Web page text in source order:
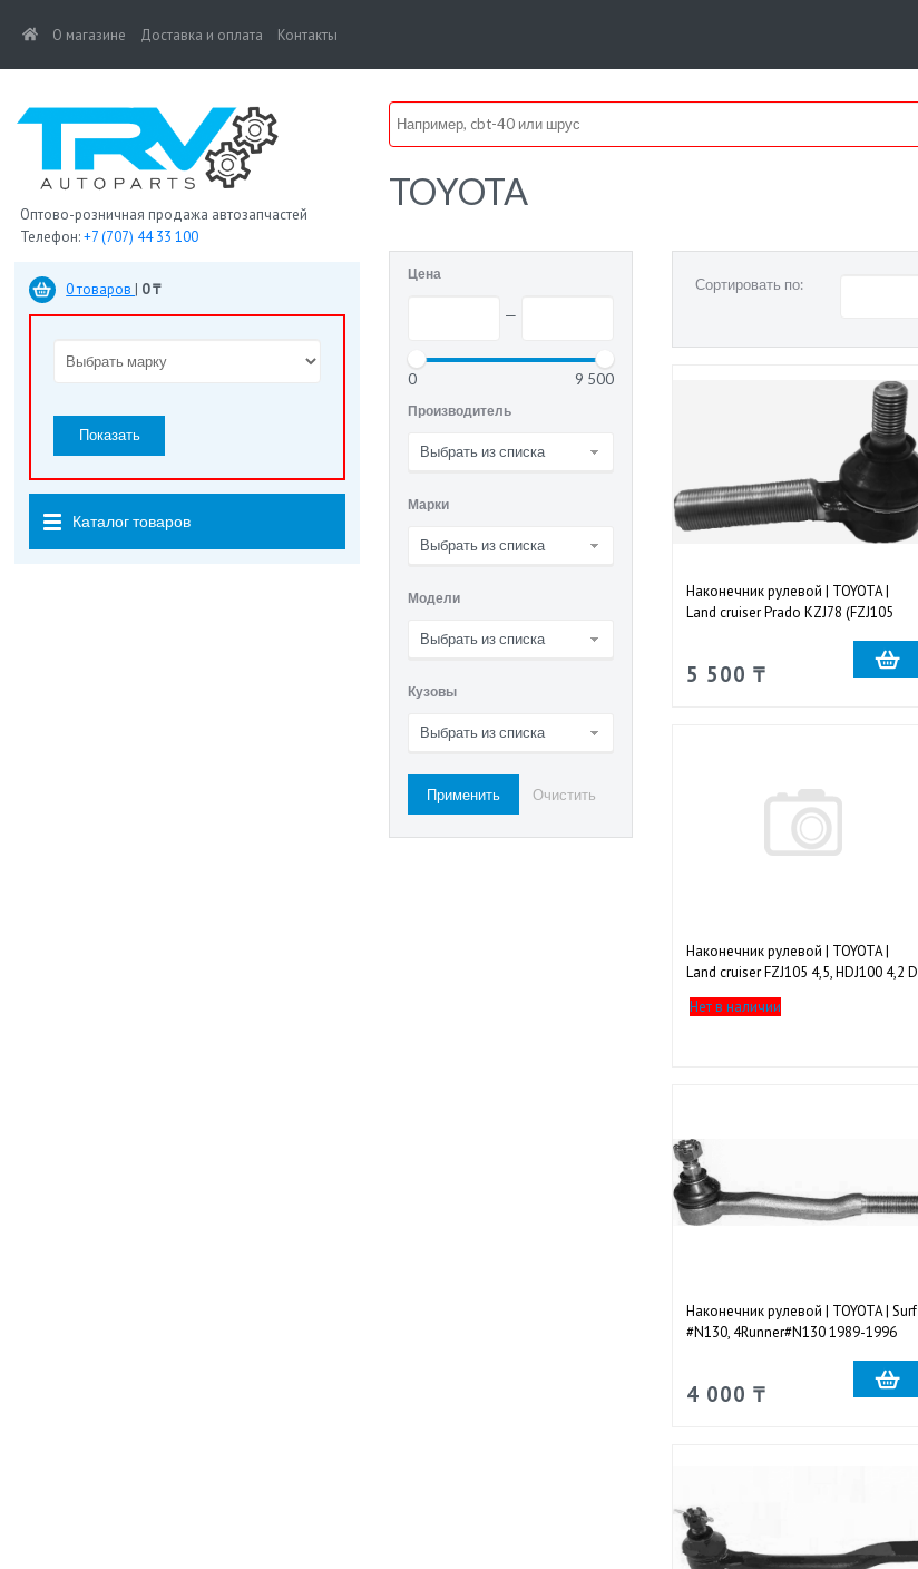
(current)
О магазине Доставка и оплата Контакты
Оптово-розничная продажа автозапчастей
Телефон:+7 (707) 44 33 100
0 товаров | 0 ₸
Показать
Каталог товаров
TOYOTA
Цена
—
0 9 500
Производитель
Выбрать из списка
Марки
Выбрать из списка
Модели
Выбрать из списка
Кузовы
Выбрать из списка
Сортировать по:
Наконечник рулевой | TOYOTA |
Land cruiser Prado KZJ78 (FZJ105
5 500 ₸
Наконечник рулевой | TOYOTA |
Land cruiser FZJ105 4,5, HDJ100 4,2 D
1998-2007 передний правый
Нет в наличии
Наконечник рулевой | TOYOTA | Surf
#N130, 4Runner#N130 1989-1996
4 000 ₸